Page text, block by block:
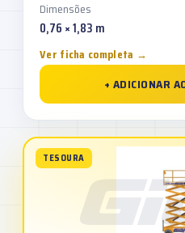
Dimensões
0,76 × 1,83 m
Ver ficha completa →
+ ADICIONAR
TESOURA